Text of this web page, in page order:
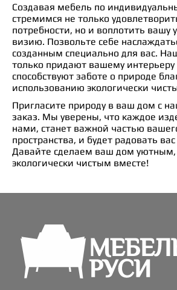
Создавая мебель по
стремимся не только
потребности, но и воплотить вашу
визию. Позвольте себе
созданным специально для вас.
только придают вашему интерьеру
способствуют заботе о природе
использованию экологически
Пригласите природу в ваш дом с
заказ. Мы уверены, что каждое
нами, станет важной частью
пространства, и будет радовать
Давайте сделаем ваш дом
экологически чистым вместе!